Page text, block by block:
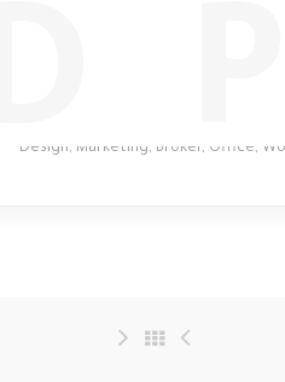
Design, Marketing, Broker , Office,